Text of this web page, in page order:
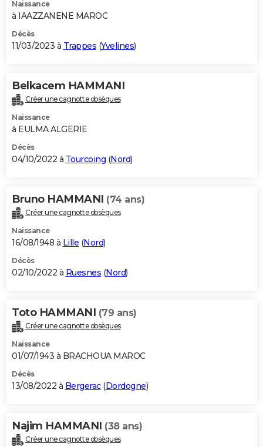
Naissance
à IAAZZANENE MAROC
Décès
11/03/2023 à Trappes (Yvelines)
Belkacem HAMMANI
Créer une cagnotte obsèques
Naissance
à EULMA ALGERIE
Décès
04/10/2022 à Tourcoing (Nord)
Bruno HAMMANI (74 ans)
Créer une cagnotte obsèques
Naissance
16/08/1948 à Lille (Nord)
Décès
02/10/2022 à Ruesnes (Nord)
Toto HAMMANI (79 ans)
Créer une cagnotte obsèques
Naissance
01/07/1943 à BRACHOUA MAROC
Décès
13/08/2022 à Bergerac(Dordogne)
Najim HAMMANI (38 ans)
Créer une cagnotte obsèques